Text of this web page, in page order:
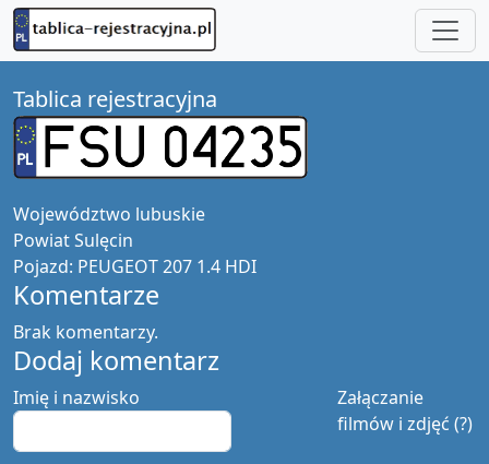
Tablica rejestracyjna
Województwo lubuskie
PowiatSulęcin
Pojazd: PEUGEOT 207 1.4 HDI
Komentarze
Brak komentarzy.
Dodaj komentarz
Załączanie
filmów i zdjęć (?)
Imię i nazwisko